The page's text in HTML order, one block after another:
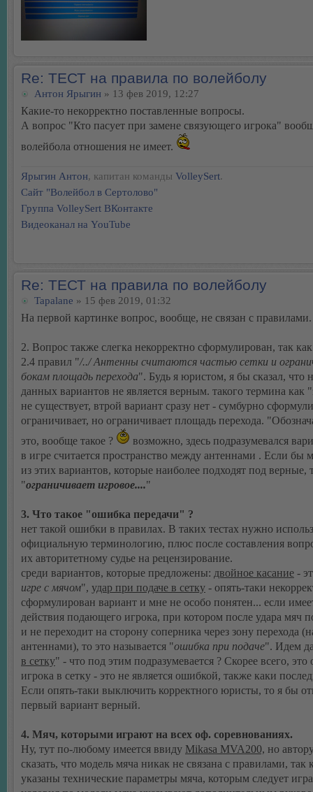
Re: ТЕСТ на правила по волейболу
Антон Ярыгин » 13 фев 2019, 12:27
Какие-то некорректно поставленные вопросы.
А вопрос "Кто пасует при замене связующего игрока"
волейбола отношения не имеет.
Ярыгин Антон, капитан команды VolleySert.
Сайт "Волейбол в Сертолово"
Группа VolleySert ВКонтакте
Видеоканал на YouTube
Re: ТЕСТ на правила по волейболу
Tapalane » 15 фев 2019, 01:32
На первой картинке вопрос, вообще, не связан с правилами.
2. Вопрос также слегка некорректно сформулирован, так
2.4 правил "/../ Антенны считаются частью сетки и
бокам площадь перехода". Будь я юристом, я бы сказал, что
данных вариантов не является верным. такого термина как
не существует, втрой вариант сразу нет - сумбурно
ограничивает, но ограничивает площадь перехода.
это, вообще такое ?
возможно, здесь подразумевался
в игре считается пространство между антеннами . Если бы
из этих вариантов, которые наиболее подходят под верные,
"ограничивает игровое...."
3. Что такое "ошибка передачи" ?
нет такой ошибки в правилах. В таких тестах нужно
официальную терминологию, плюс после составления
их авторитетному судье на рецензирование.
среди вариантов, которые предложены: двойное касание -
игре с мячом", удар при подаче в сетку - опять-таки
сформулирован вариант и мне не особо понятен... если
действия подающего игрока, при котором после удара мяч
и не переходит на сторону соперника через зону перехода
антеннами), то это называется "ошибка при подаче". Идем
в сетку" - что под этим подразумевается ? Скорее всего, это
игрока в сетку - это не является ошибкой, также каки
Если опять-таки выключить корректного юристы, то я бы
первый вариант верный.
4. Мяч, которыми играют на всех оф. соревнованиях.
Ну, тут по-любому имеется ввиду Mikasa MVA200, но
сказать, что модель мяча никак не связана с правилами, так
указаны технические параметры мяча, которым следует